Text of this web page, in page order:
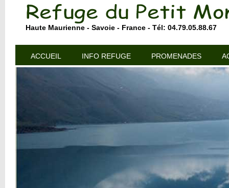
Haute Maurienne - Savoie - France - Tél: 04.79.05.88.67
ACCUEIL INFO REFUGE PROMENADES